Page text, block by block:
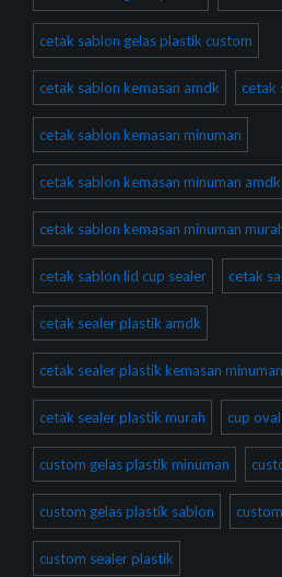
cetak sablon gelas plastik custom
cetak sablon kemasan amdk cetak
cetak sablon kemasan minuman
cetak sablon kemasan minuman amdk
cetak sablon kemasan minuman
cetak sablon lid cup sealer cetak
cetak sealer plastik amdk
cetak sealer plastik kemasan minuman
cetak sealer plastik murah cup
custom gelas plastik minuman
custom gelas plastik sablon
custom sealer plastik